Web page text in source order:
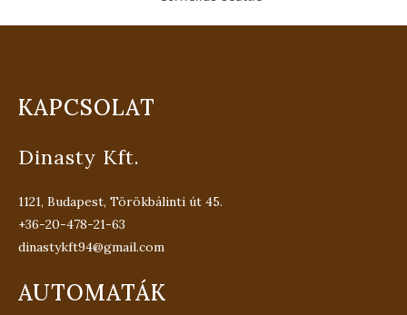
KAPCSOLAT
Dinasty Kft.
1121, Budapest, Törökbálinti út 45.
+36-20-478-21-63
dinastykft94@gmail.com
AUTOMATÁK